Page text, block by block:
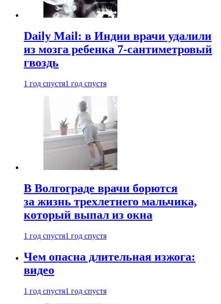
Daily Mail: в Индии врачи удалили
из мозга ребенка 7-сантиметровый
гвоздь
1 год спустя1 год спустя
В Волгограде врачи борются
за жизнь трехлетнего мальчика,
который выпал из окна
1 год спустя1 год спустя
Чем опасна длительная изжога:
видео
1 год спустя1 год спустя